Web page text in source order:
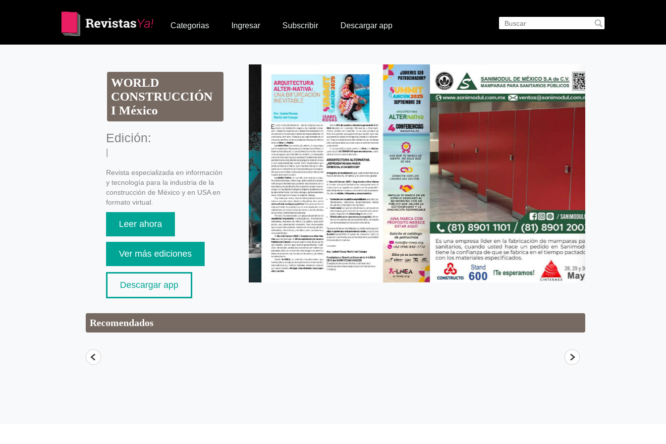
Categorias Ingresar Subscribir Descargar app
WORLD
CONSTRUCCIÓN
I México
Edición:
|
Revista especializada en información
y tecnología para la industria de la
construcción de México y en USA en
formato virtual.
Leer ahora
Ver más ediciones
Descargar app
Recomendados